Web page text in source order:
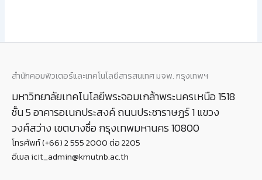
สำนักคอมพิวเตอร์และเทคโนโลยีสารสนเทศ มจพ. กรุงเทพฯ
มหาวิทยาลัยเทคโนโลยีพระจอมเกล้าพระนครเหนือ 1518
ชั้น 5 อาคารอเนกประสงค์ ถนนประชาราษฎร์ 1 แขวง
วงศ์สว่าง เขตบางซื่อ กรุงเทพมหานคร 10800
โทรศัพท์ (+66) 2 555 2000 ต่อ 2205
อีเมล icit_admin@kmutnb.ac.th